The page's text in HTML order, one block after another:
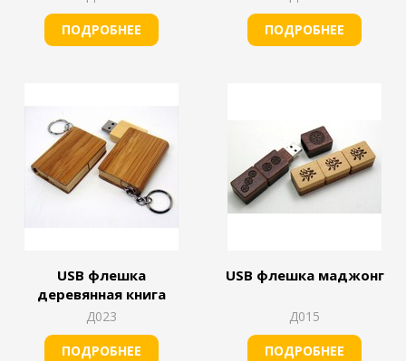
ПОДРОБНЕЕ ПОДРОБНЕЕ
USB флешка
деревянная книга
Д023
ПОДРОБНЕЕ
USB флешка маджонг
Д015
ПОДРОБНЕЕ